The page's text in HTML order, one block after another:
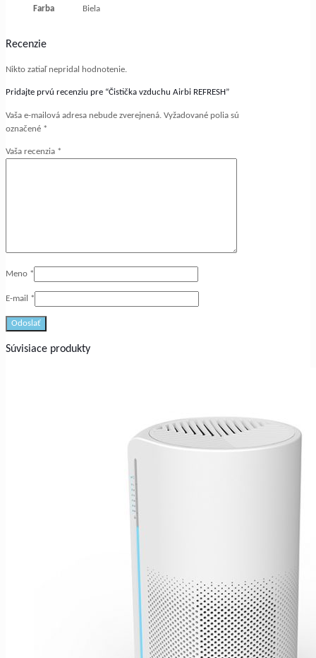
Farba Biela
Recenzie
Nikto zatiaľ nepridal hodnotenie.
Pridajte prvú recenziu pre “Čistička vzduchu Airbi REFRESH”
Vaša e-mailová adresa nebude zverejnená. Vyžadované polia sú
označené *
Vaša recenzia *
Meno *
E-mail *
Súvisiace produkty